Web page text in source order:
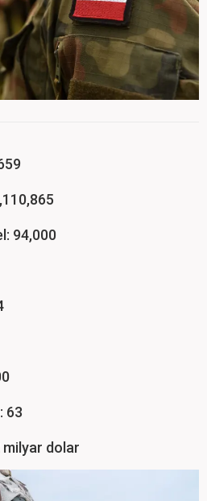
94,000
63
milyar dolar